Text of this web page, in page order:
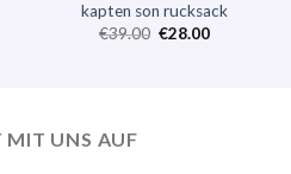
kapten son rucksack
€39.00 €28.00
MIT UNS AUF